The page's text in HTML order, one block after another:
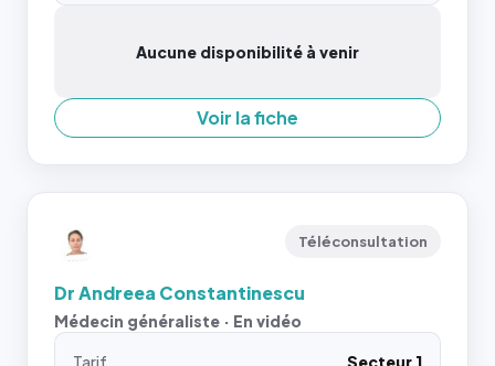
Aucune disponibilité à venir
Voir la fiche
Téléconsultation
Dr Andreea Constantinescu
Médecin généraliste · En vidéo
Tarif
Secteur 1